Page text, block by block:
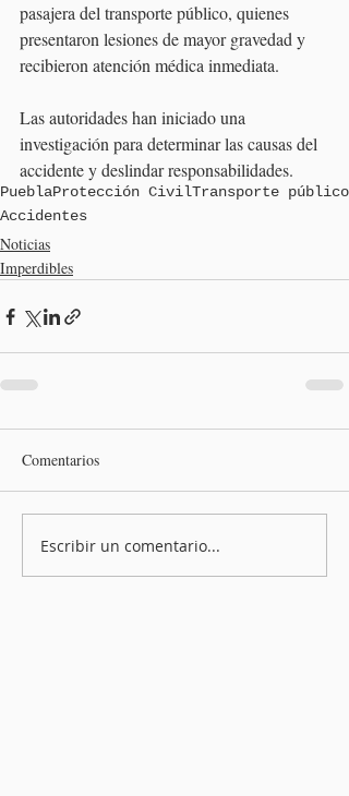
pasajera del transporte público, quienes
presentaron lesiones de mayor gravedad y
recibieron atención médica inmediata.
Las autoridades han iniciado una
investigación para determinar las causas del
accidente y deslindar responsabilidades.
PueblaProtección CivilTransporte público
Accidentes
Noticias
Imperdibles
Comentarios
Escribir un comentario...